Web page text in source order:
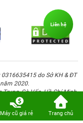
0316635415 do Sở KH & ĐT
2020.
Gò Vấp, Hồ Chí Minh.
Máy cũ giá rẻ Trang chủ
Liên hệ